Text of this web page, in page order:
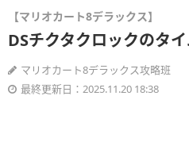
【マリオカート8デラックス】
DSチクタクロックのタ
マリオカート8デラックス攻略班
最終更新日：2025.11.20 18:38